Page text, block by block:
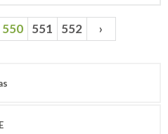
550 551 552 ›